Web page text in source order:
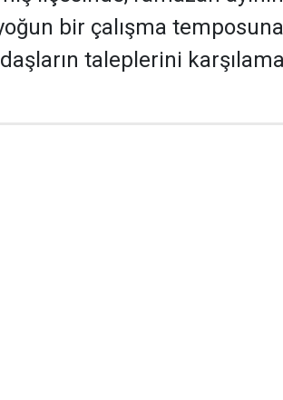
bir çalışma
taleplerini